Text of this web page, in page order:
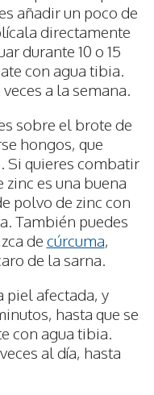
añadir un poco de
directamente
durante 10 o 15
con agua tibia.
a la semana.
sobre el brote de
hongos, que
Si quieres combatir
es una buena
polvo de zinc con
También puedes
de cúrcuma,
de la sarna.
piel afectada, y
hasta que se
con agua tibia.
al día, hasta